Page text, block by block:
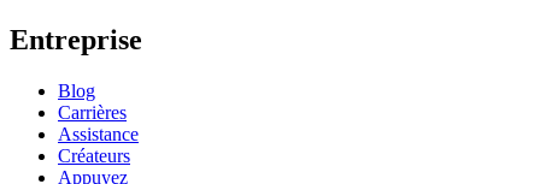
Entreprise
Blog
Carrières
Assistance
Créateurs
Appuyez